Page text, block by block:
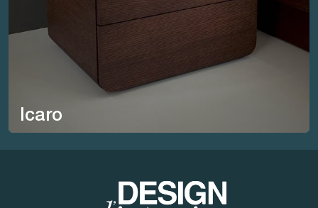
Icaro